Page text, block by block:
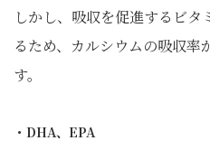
しかし、吸収を促進するビ
るため、カルシウムの吸収率
す。
・DHA、EPA